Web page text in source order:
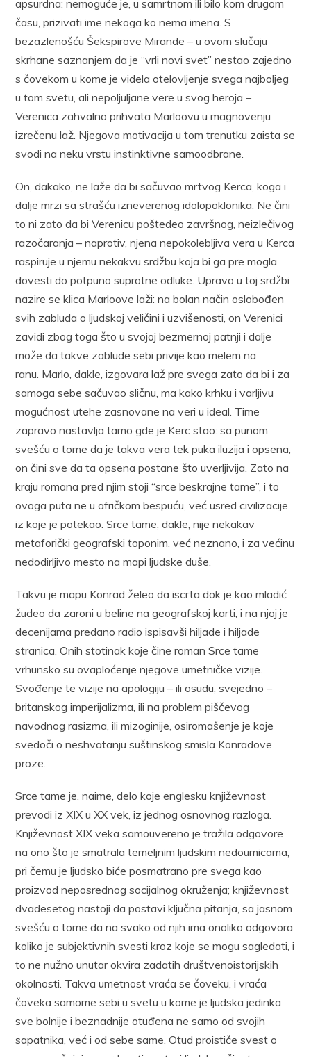
apsurdna: nemoguće je, u samrtnom ili bilo kom drugom
času, prizivati ime nekoga ko nema imena. S
bezazlenošću Šekspirove Mirande – u ovom slučaju
skrhane saznanjem da je “vrli novi svet” nestao zajedno
s čovekom u kome je videla otelovljenje svega najboljeg
u tom svetu, ali nepoljuljane vere u svog heroja –
Verenica zahvalno prihvata Marloovu u magnovenju
izrečenu laž. Njegova motivacija u tom trenutku zaista se
svodi na neku vrstu instinktivne samoodbrane.
On, dakako, ne laže da bi sačuvao mrtvog Kerca, koga i
dalje mrzi sa strašću izneverenog idolopoklonika. Ne čini
to ni zato da bi Verenicu poštedeo završnog, neizlečivog
razočaranja – naprotiv, njena nepokolebljiva vera u Kerca
raspiruje u njemu nekakvu srdžbu koja bi ga pre mogla
dovesti do potpuno suprotne odluke. Upravo u toj srdžbi
nazire se klica Marloove laži: na bolan način oslobođen
svih zabluda o ljudskoj veličini i uzvišenosti, on Verenici
zavidi zbog toga što u svojoj bezmernoj patnji i dalje
može da takve zablude sebi privije kao melem na
ranu. Marlo, dakle, izgovara laž pre svega zato da bi i za
samoga sebe sačuvao sličnu, ma kako krhku i varljivu
mogućnost utehe zasnovane na veri u ideal. Time
zapravo nastavlja tamo gde je Kerc stao: sa punom
svešću o tome da je takva vera tek puka iluzija i opsena,
on čini sve da ta opsena postane što uverljivija. Zato na
kraju romana pred njim stoji “srce beskrajne tame”, i to
ovoga puta ne u afričkom bespuću, već usred civilizacije
iz koje je potekao. Srce tame, dakle, nije nekakav
metaforički geografski toponim, već neznano, i za većinu
nedodirljivo mesto na mapi ljudske duše.
Takvu je mapu Konrad želeo da iscrta dok je kao mladić
žudeo da zaroni u beline na geografskoj karti, i na njoj je
decenijama predano radio ispisavši hiljade i hiljade
stranica. Onih stotinak koje čine roman Srce tame
vrhunsko su ovaploćenje njegove umetničke vizije.
Svođenje te vizije na apologiju – ili osudu, svejedno –
britanskog imperijalizma, ili na problem piščevog
navodnog rasizma, ili mizoginije, osiromašenje je koje
svedoči o neshvatanju suštinskog smisla Konradove
proze.
Srce tame je, naime, delo koje englesku književnost
prevodi iz XIX u XX vek, iz jednog osnovnog razloga.
Književnost XIX veka samouvereno je tražila odgovore
na ono što je smatrala temeljnim ljudskim nedoumicama,
pri čemu je ljudsko biće posmatrano pre svega kao
proizvod neposrednog socijalnog okruženja; književnost
dvadesetog nastoji da postavi ključna pitanja, sa jasnom
svešću o tome da na svako od njih ima onoliko odgovora
koliko je subjektivnih svesti kroz koje se mogu sagledati, i
to ne nužno unutar okvira zadatih društvenoistorijskih
okolnosti. Takva umetnost vraća se čoveku, i vraća
čoveka samome sebi u svetu u kome je ljudska jedinka
sve bolnije i beznadnije otuđena ne samo od svojih
sapatnika, već i od sebe same. Otud proističe svest o